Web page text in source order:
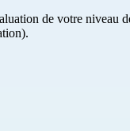
de votre niveau